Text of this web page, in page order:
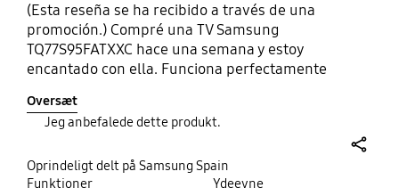
(Esta reseña se ha recibido a través de una
promoción.) Compré una TV Samsung
TQ77S95FATXXC hace una semana y estoy
encantado con ella. Funciona perfectamente
Oversæt
Jeg anbefalede dette produkt.
Oprindeligt delt på Samsung Spain
Funktioner
Ydeevne